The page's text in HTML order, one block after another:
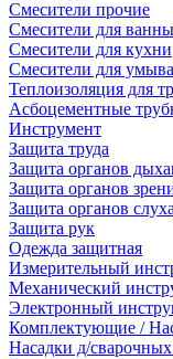
Смесители прочие
Смесители для
Смесители для кухни
Смесители для
Теплоизоляция для
Асбоцементные
Инструмент
Защита труда
Защита органов
Защита органов
Защита органов слуха
Защита рук
Одежда защитная
Измерительный
Механический
Электронный
Комплектующие /
Насадки д/сварочных